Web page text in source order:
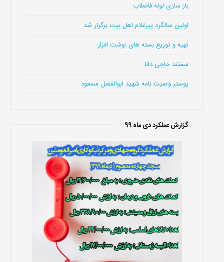
باز سازی لوله فاضلاب
اولین سالگرد پیرغلام اهل بیت برگزار شد
تهیه و توزیع بسته های نوشت افزار
مستند حاجی دانا
پوستر وصیت نامه شهید ابوالفضل مسعود
گزارش عملکرد دی ماه 99